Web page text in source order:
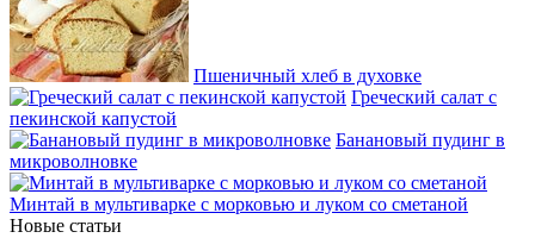
Пшеничный хлеб в духовке
Греческий салат с
пекинской капустой
Банановый пудинг в
микроволновке
Минтай в мультиварке с морковью и луком со сметаной
Новые статьи